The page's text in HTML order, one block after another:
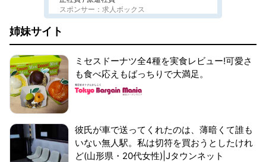
スポンサー：求人ボックス
姉妹サイト
ミセスドーナツ全4種を実食レビュー!可愛さ
も食べ応えもばっちりで大満足。
彼氏が車で送ってくれたのは、薄暗くて誰も
いない無人駅。私は切符を買おうとしたけれ
ど(山形県・20代女性)|Jタウンネット